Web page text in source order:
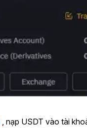
, nạp USDT vào tài